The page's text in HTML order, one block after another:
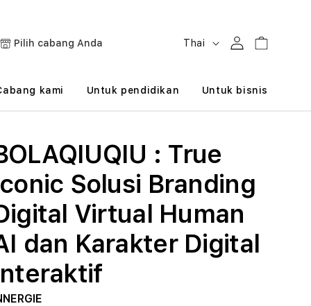
Pilih cabang Anda
B
h
a
Thai MasukKeranjang
kami Untuk pendidikan Untuk bisnis
: True
Solusi Branding
Virtual Human
dan Karakter Digital